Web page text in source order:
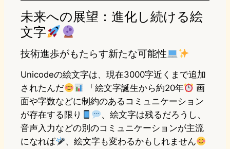
未来への展望：進化し続ける絵
文字
技術進歩がもたらす新たな可能性
Unicodeの絵文字は、現在3000字近くまで追加
されたんだ
「絵文字誕生から約20年
画
面や字数などに制約のあるコミュニケーション
が存在する限り
、絵文字は残るだろうし、
音声入力などの別のコミュニケーションが主流
になれば
、絵文字も変わるかもしれません